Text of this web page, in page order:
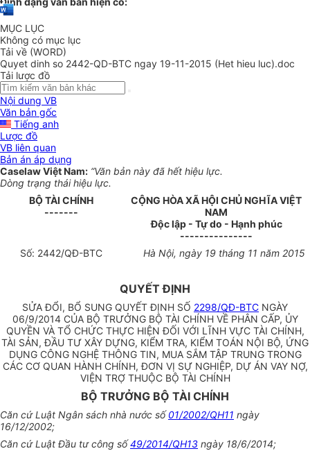
MỤC LỤC
Không có mục lục
Tải về (WORD)
Quyet dinh so 2442-QD-BTC ngay 19-11-2015 (Het hieu luc).doc
Tải lược đồ
Nội dung VB
Văn bản gốc
Tiếng anh
Lược đồ
VB liên quan
Bản án áp dụng
Caselaw Việt Nam: “Văn bản này đã hết hiệu lực.
Dòng trạng thái hiệu lực.
BỘ TÀI CHÍNH
-------
CỘNG HÒA XÃ HỘI CHỦ NGHĨA VIỆT
NAM
Độc lập - Tự do - Hạnh phúc
---------------
Số: 2442/QĐ-BTC Hà Nội, ngày 19tháng 11 năm 2015
QUYẾT ĐỊNH
SỬA ĐỔI, BỔ SUNG QUYẾT ĐỊNH SỐ 2298/QĐ-BTC NGÀY
06/9/2014 CỦA BỘ TRƯỞNG BỘ TÀI CHÍNH VỀ PHÂN CẤP, ỦY
QUYỀN VÀ TỔ CHỨC THỰC HIỆN ĐỐI VỚI LĨNH VỰC TÀI CHÍNH,
TÀI SẢN, ĐẦU TƯ XÂY DỰNG, KIỂM TRA, KIỂM TOÁN NỘI BỘ, ỨNG
DỤNG CÔNG NGHỆ THÔNG TIN, MUA SẮM TẬP TRUNG TRONG
CÁC CƠ QUAN HÀNH CHÍNH, ĐƠN VỊ SỰ NGHIỆP, DỰ ÁN VAY NỢ,
VIỆN TRỢ THUỘC BỘ TÀI CHÍNH
BỘ TRƯỞNG BỘ TÀI CHÍNH
Căn cứ Luật Ngân sách nhà nước số01/2002/QH11 ngày
16/12/2002;
Căn cứ Luật Đầu tư công số49/2014/QH13 ngày 18/6/2014;